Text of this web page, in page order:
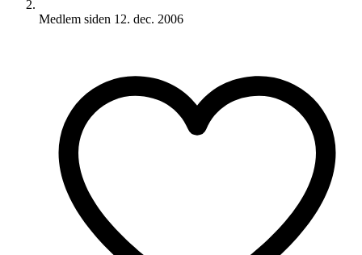
Medlem siden 12. dec. 2006